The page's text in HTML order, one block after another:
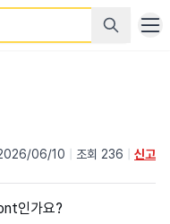
06/10 조회 236 신고
인가요?